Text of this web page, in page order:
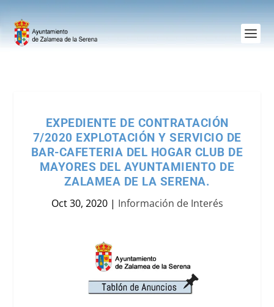
EXPEDIENTE DE CONTRATACIÓN
7/2020 EXPLOTACIÓN Y SERVICIO DE
BAR-CAFETERIA DEL HOGAR CLUB DE
MAYORES DEL AYUNTAMIENTO DE
ZALAMEA DE LA SERENA.
Oct 30, 2020| Información de Interés